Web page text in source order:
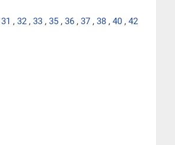
31 , 32 , 33 , 35 , 36 , 37 , 38 , 40 , 42